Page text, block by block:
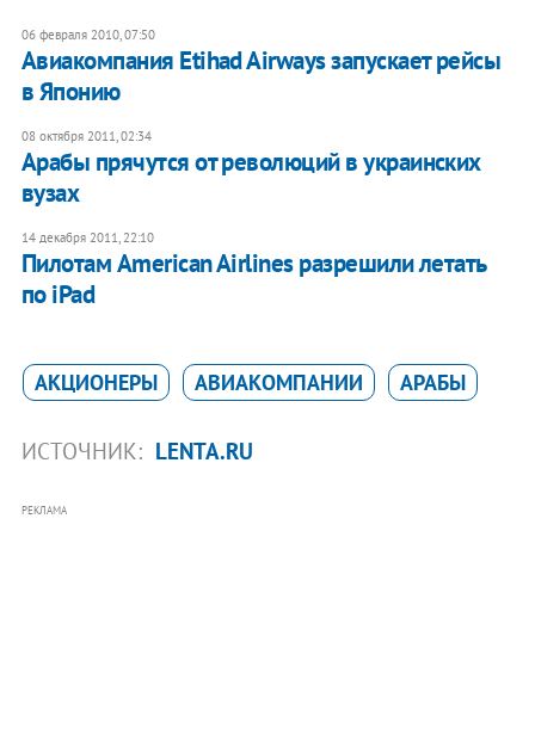
06 февраля 2010, 07:50
Авиакомпания Etihad Airways запускает рейсы
в Японию
08 октября 2011, 02:34
​Арабы прячутся от революций в украинских
вузах
14 декабря 2011, 22:10
Пилотам American Airlines разрешили летать
по iPad
АКЦИОНЕРЫ АВИАКОМПАНИИ АРАБЫ
ИСТОЧНИК: LENTA.RU
РЕКЛАМА